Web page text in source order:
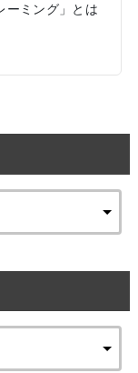
ーミング」とは